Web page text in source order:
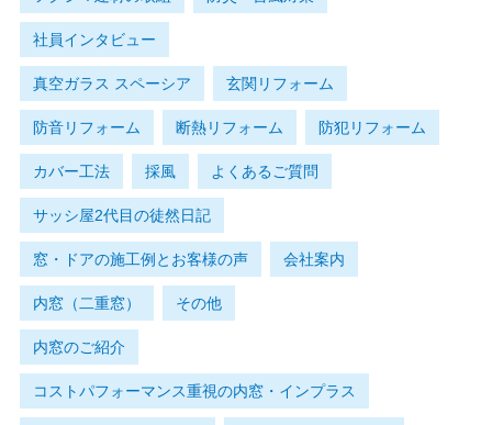
社員インタビュー
真空ガラス スペーシア 玄関リフォーム
防音リフォーム 断熱リフォーム 防犯リフォーム
カバー工法 採風 よくあるご質問
サッシ屋2代目の徒然日記
窓・ドアの施工例とお客様の声
内窓（二重窓） その他
会社案内
内窓のご紹介
コストパフォーマンス重視の内窓・インプラス